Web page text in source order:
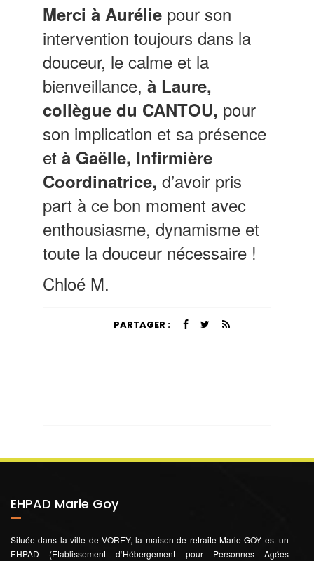
Merci à Aurélie pour son
intervention toujours dans la
douceur, le calme et la
bienveillance,à Laure,
collègue du CANTOU, pour
son implication et sa présence
età Gaëlle, Infirmière
Coordinatrice, d’avoir pris
part à ce bon moment avec
enthousiasme, dynamisme et
toute la douceur nécessaire !
Chloé M.
PARTAGER :
EHPAD Marie Goy
Située dans la ville de VOREY, la maison de retraite Marie GOY est un
EHPAD (Etablissement d‘Hébergement pour Personnes Âgées